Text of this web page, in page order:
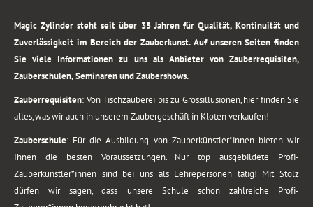
Magic Zylinder steht seit über 35 Jahren für Qualität, Kontinuität und
Zuverlässigkeit im Bereich der Zauberkunst. Auf unseren Seiten finden
Sie viele Informationen zu uns als Anbieter von Zauberrequisiten,
Zauberschulen, Seminaren und Zaubershows.
Zauberrequisiten: Von Tischzauberei bis zu Grossillusionen, hier finden Sie
alles, was wir auch in unserem Zaubergeschäft in Kloten verkaufen!
Zauberschule: Für die Ausbildung von Zauberkünstler*innen bieten wir
Ihnen die besten Voraussetzungen. Nur top ausgebildete Profi-
Zauberkünstler*innen sind bei uns als Lehrepersonen tätig! Mit Stolz
dürfen wir sagen, dass unsere Schule schon zahlreiche Profi-